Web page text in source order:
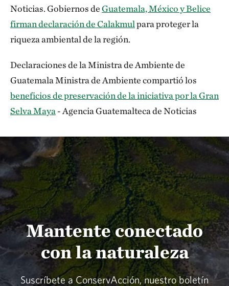
Noticias. Gobiernos deGuatemala, México y Belice
firman declaración de Calakmulpara proteger la
riqueza ambiental de la región.
Declaraciones de la Ministra de Ambiente de
Guatemala Ministra de Ambiente compartió los
beneficios de preservación de la iniciativa por la Gran
Selva Maya - Agencia Guatemalteca de Noticias
Mantente conectado
con la naturaleza
Suscríbete a ConservAcción, nuestro boletín